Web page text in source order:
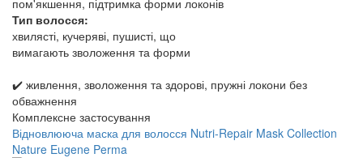
пом'якшення, підтримка форми локонів
Тип волосся:
хвилясті, кучеряві, пушисті, що
вимагають зволоження та форми
✔️ живлення, зволоження та здорові, пружні локони без
обважнення
Комплексне застосування
Відновлююча маска для волосся Nutri-Repair Mask Collection
Nature Eugene Perma